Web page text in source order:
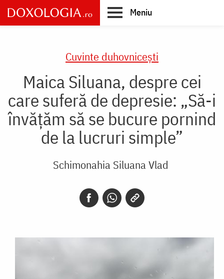
Skip
to
main
Meniu
Cuvinte duhovnicești
Maica Siluana, despre cei
care suferă de depresie: „Să-i
învățăm să se bucure pornind
de la lucruri simple”
Schimonahia Siluana Vlad